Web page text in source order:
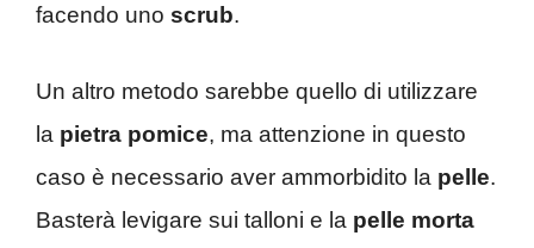
facendo uno scrub.
Un altro metodo sarebbe quello di utilizzare
la pietra pomice, ma attenzione in questo
caso è necessario aver ammorbidito la pelle.
Basterà levigare sui talloni e la pelle morta